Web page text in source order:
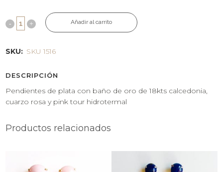
Añadir al carrito
SKU: SKU 1516
DESCRIPCIÓN
Pendientes de plata con baño de oro de 18kts calcedonia,
cuarzo rosa y pink tour hidrotermal
Productos relacionados